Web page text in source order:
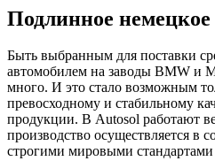
Подлинное немецкое
Быть выбранным для поставки
автомобилем на заводы BMW и
много. И это стало возможным
превосходному и стабильному
продукции. В Autosol работают
производство осуществляется в
строгими мировыми стандартами